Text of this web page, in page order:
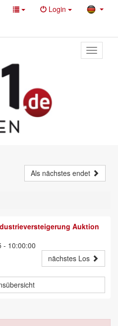
Login
Toggle
primary
Als nächstes endet
Auktion
- 10:00:00
nächstes Los